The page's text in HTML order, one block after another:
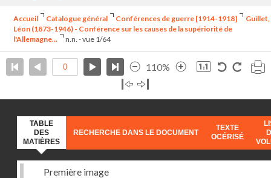
élévé
Accueil Catalogue général Conférences de guerre [1914-1918]
Guillet,
Léon (1873-1946) - Conférence sur les causes de la supériorité de
l'Allemagne...
n.n. - vue 1/64
110%
TABLE
DES
MATIÈRES
RECHERCHE DANS LE DOCUMENT
TEXTE
OCÉRISÉ
Première image